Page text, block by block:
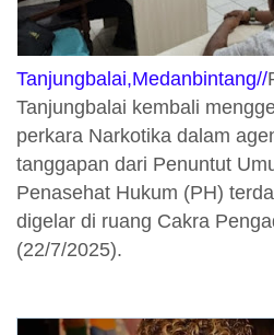
Tanjungbalai,Medanbintang//
Tanjungbalai kembali
perkara Narkotika dalam
tanggapan dari Penuntut
Penasehat Hukum (PH)
digelar di ruang Cakra
(22/7/2025).